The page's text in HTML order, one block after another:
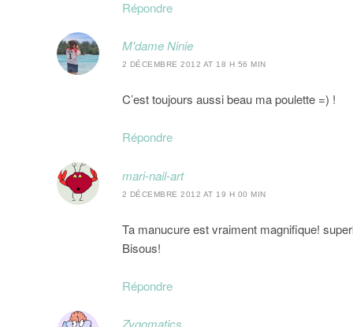
Répondre
M'dame Ninie
2 DÉCEMBRE 2012 AT 18 H 56 MIN
C’est toujours aussi beau ma poulette =) !
Répondre
mari-nail-art
2 DÉCEMBRE 2012 AT 19 H 00 MIN
Ta manucure est vraiment magnifique!
Bisous!
Répondre
Zygomatics